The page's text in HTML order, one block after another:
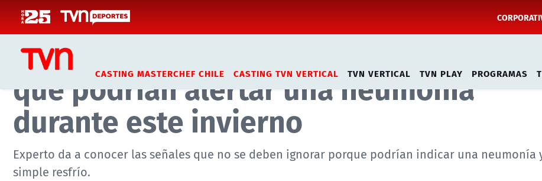
CASTING MASTERCHEF CHILE CASTING TVN VERTICAL TVN VERTICAL TVN PLAY PROGRAMAS
Inicio Noticias Actualidad
No es solo cansancio: Revisa las señales
que podrían alertar una neumonía
durante este invierno
Experto da a conocer las señales que no se deben ignorar porque podrían indicar una neumonía
simple resfrío.